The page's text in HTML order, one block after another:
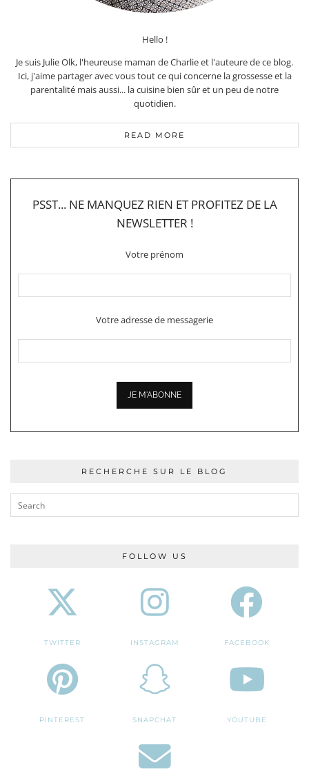
Hello !
Je suis Julie Olk, l'heureuse maman de Charlie et l'auteure de ce blog.
Ici, j'aime partager avec vous tout ce qui concerne la grossesse et la
parentalité mais aussi... la cuisine bien sûr et un peu de notre
quotidien.
READ MORE
PSST... NE MANQUEZ RIEN ET PROFITEZ DE LA
NEWSLETTER !
Votre prénom
Votre adresse de messagerie
RECHERCHE SUR LE BLOG
FOLLOW US
TWITTER INSTAGRAM FACEBOOK
PINTEREST SNAPCHAT YOUTUBE